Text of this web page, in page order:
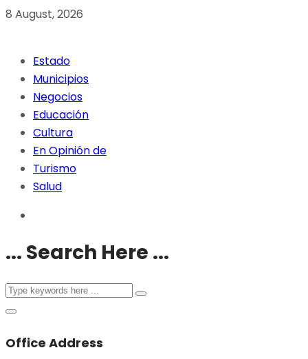
8 August, 2026
Estado
Municipios
Negocios
Educación
Cultura
En Opinión de
Turismo
Salud
... Search Here ...
Office Address